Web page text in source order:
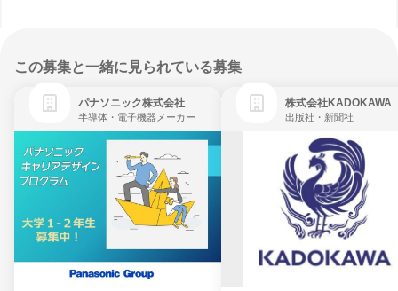
この募集と一緒に見られている募集
パナソニック株式会社
半導体・電子機器メーカー
株式会社KADOKAWA
出版社・新聞社